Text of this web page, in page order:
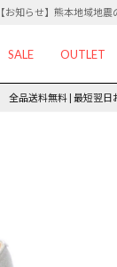
【お知らせ】熊本地域地
SALE OUTLET
全品送料無料 | 最短翌日